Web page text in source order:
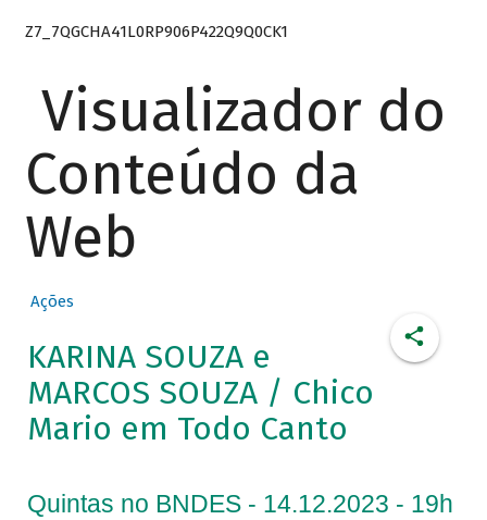
Z7_7QGCHA41L0RP906P422Q9Q0CK1
Visualizador do
Conteúdo da
Web
Ações
KARINA SOUZA e
MARCOS SOUZA / Chico
Mario em Todo Canto
Quintas no BNDES - 14.12.2023 - 19h